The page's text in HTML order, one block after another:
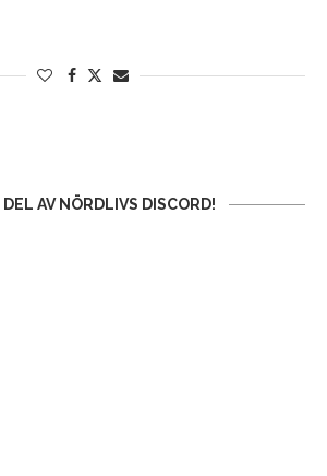
DEL AV NÖRDLIVS DISCORD!